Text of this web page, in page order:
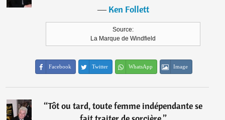
―Ken Follett
Source:
La Marque de Windfield
Facebook Twitter WhatsApp Image
“Tôt ou tard, toute femme indépendante se